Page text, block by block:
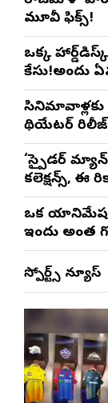
మూవీ ఫిక్స్!
ఒక్క
కేసు!అందులో
సినిమావాళ్లకు
థియేటర్‌లో
‘స్పైడర్
కలెక్షన్స్, ఈ
ఒక యానిమేషన్
ఇందులో అంత
స్పోర్ట్స్ న్యూస్